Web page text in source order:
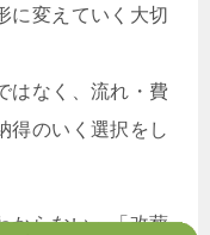
に変えていく大切
はなく、流れ・費
得のいく選択をし
からない」「改葬